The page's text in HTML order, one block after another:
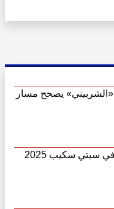
.. «الشربيني» يصحح مسار
سيتي سكيب 2025